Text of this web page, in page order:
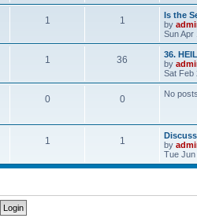
1 1
Is the
by
Sun Apr
1 36
36.
by
Sat Feb
0 0 No posts
1 1
by
Tue Jun